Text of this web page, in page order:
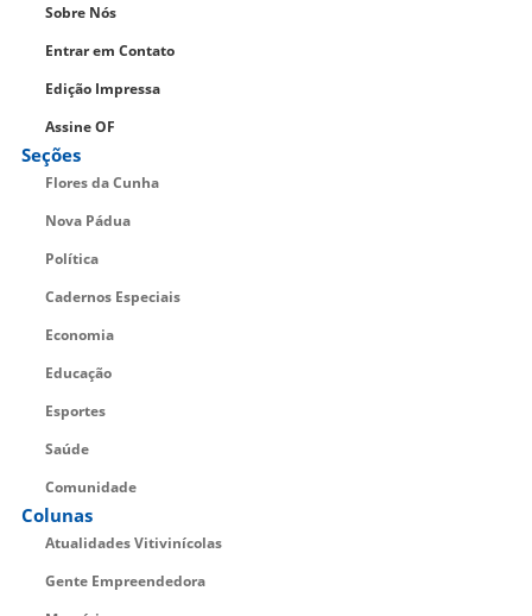
Sobre Nós
Entrar em Contato
Edição Impressa
Assine OF
Seções
Flores da Cunha
Nova Pádua
Política
Cadernos Especiais
Economia
Educação
Esportes
Saúde
Comunidade
Colunas
Atualidades Vitivinícolas
Gente Empreendedora